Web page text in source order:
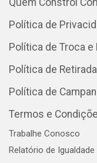
Quem Constrói
Política de
Política de Troca e
Política de Retirada
Política de
Termos e
Trabalhe Conosco
Relatório de Igualdade